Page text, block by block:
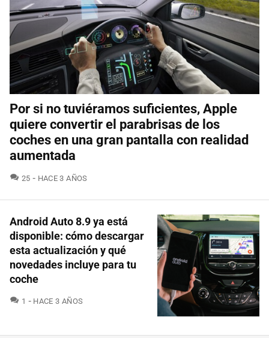
Por si no tuviéramos suficientes, Apple
quiere convertir el parabrisas de los
coches en una gran pantalla con realidad
aumentada
25 COMENTARIOS
HACE 3 AÑOS
Android Auto 8.9 ya está
disponible: cómo descargar
esta actualización y qué
novedades incluye para tu
coche
1 COMENTARIOS
HACE 3 AÑOS